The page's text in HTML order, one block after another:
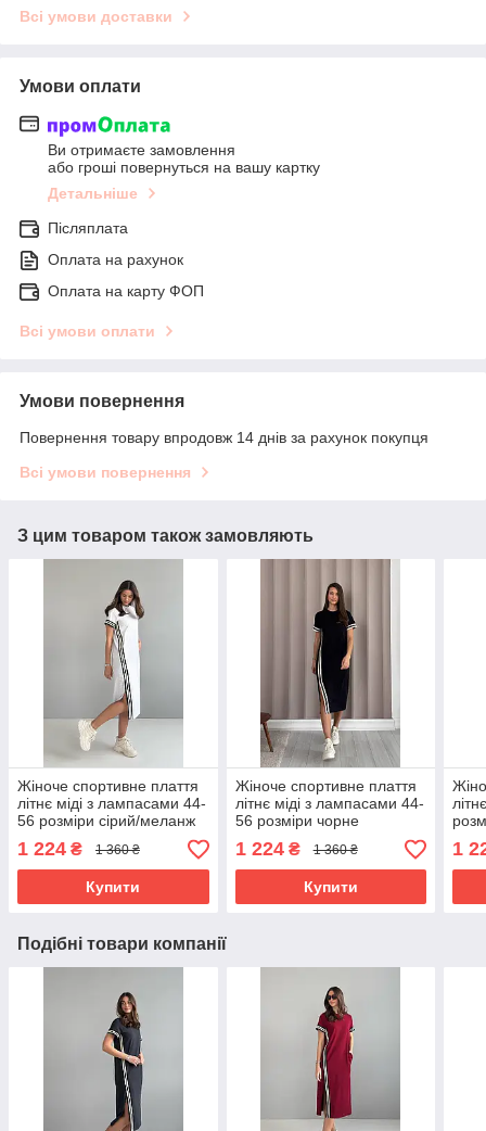
Всі умови доставки
Умови оплати
Ви отримаєте замовлення
або гроші повернуться на вашу картку
Детальніше
Післяплата
Оплата на рахунок
Оплата на карту ФОП
Всі умови оплати
Умови повернення
Повернення товару впродовж 14 днів за рахунок покупця
Всі умови повернення
З цим товаром також замовляють
Жіноче спортивне плаття
літнє міді з лампасами 44-
56 розміри сірий/меланж
1 224 ₴ 1 360 ₴
Купити
Жіноче спортивне плаття
літнє міді з лампасами 44-
56 розміри чорне
1 224₴ 1 360 ₴
Купити
1
Подібні товари компанії